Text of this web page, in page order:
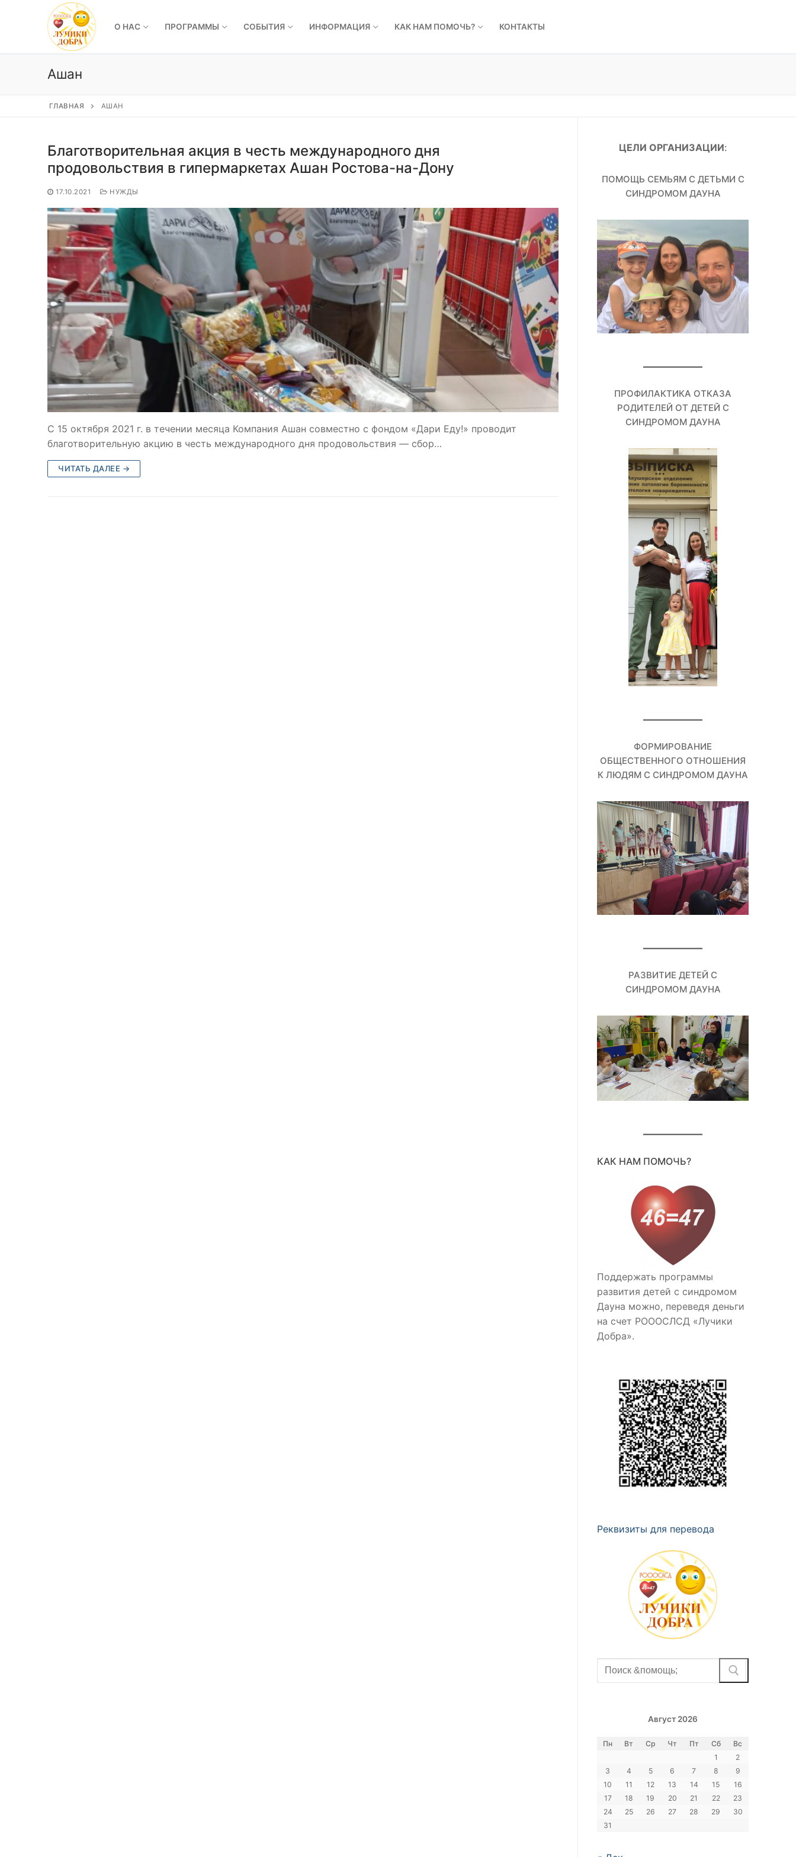
содержимому
О НАС ПРОГРАММЫ СОБЫТИЯ ИНФОРМАЦИЯ КАК НАМ ПОМОЧЬ? КОНТАКТЫ
Ашан
ГЛАВНАЯ АШАН
Благотворительная акция в честь международного дня
продовольствия в гипермаркетах Ашан Ростова-на-Дону
17.10.2021 НУЖДЫ
С 15 октября 2021 г. в течении месяца Компания Ашан совместно с фондом «Дари Еду!» проводит
благотворительную акцию в честь международного дня продовольствия — сбор…
ЧИТАТЬ ДАЛЕЕ →
ЦЕЛИ ОРГАНИЗАЦИИ:
ПОМОЩЬ СЕМЬЯМ С ДЕТЬМИ С
СИНДРОМОМ ДАУНА
ПРОФИЛАКТИКА ОТКАЗА
РОДИТЕЛЕЙ ОТ ДЕТЕЙ С
СИНДРОМОМ ДАУНА
ФОРМИРОВАНИЕ
ОБЩЕСТВЕННОГО ОТНОШЕНИЯ
К ЛЮДЯМ С СИНДРОМОМ ДАУНА
РАЗВИТИЕ ДЕТЕЙ С
СИНДРОМОМ ДАУНА
КАК НАМ ПОМОЧЬ?
Поддержать программы
развития детей с синдромом
Дауна можно, переведя деньги
на счет РОООСЛСД «Лучики
Добра».
Реквизиты для перевода
Найти:
Август 2026
Пн Вт Ср Чт Пт Сб
Вс
1
2
3
4 5 6 7 8
9
10
11 12 13 14 15
16
17
18 19 20 21 22
23
24
25 26 27 28 29
30
31